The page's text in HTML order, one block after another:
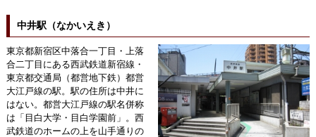
中井駅（なかいえき）
東京都新宿区中落合一丁目・上落
合二丁目にある西武鉄道新宿線・
東京都交通局（都営地下鉄）都営
大江戸線の駅。駅の住所は中井に
はない。都営大江戸線の駅名併称
は「目白大学・目白学園前」。西
武鉄道のホームの上を山手通りの